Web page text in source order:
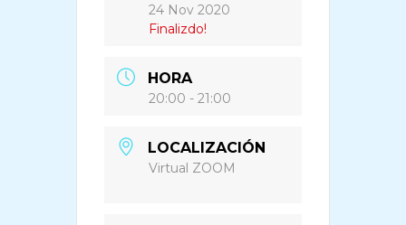
24 Nov 2020
Finalizdo!
HORA
20:00 - 21:00
LOCALIZACIÓN
Virtual ZOOM